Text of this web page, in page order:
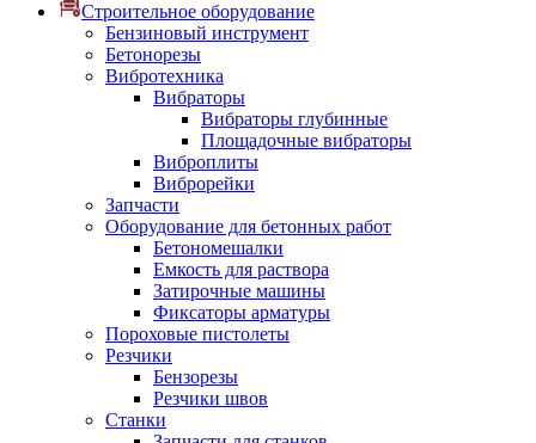
Строительное оборудование
Бензиновый инструмент
Бетонорезы
Вибротехника
Вибраторы
Вибраторы глубинные
Площадочные вибраторы
Виброплиты
Виброрейки
Запчасти
Оборудование для бетонных работ
Бетономешалки
Емкость для раствора
Затирочные машины
Фиксаторы арматуры
Пороховые пистолеты
Резчики
Бензорезы
Резчики швов
Станки